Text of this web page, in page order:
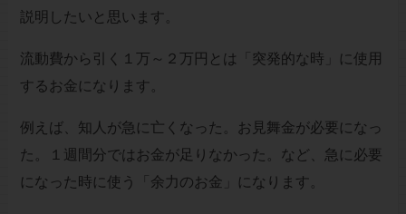
説明したいと思います。
流動費から引く１万～２万円とは「突発的な時」に使用
するお金になります。
例えば、知人が急に亡くなった。お見舞金が必要になっ
た。１週間分ではお金が足りなかった。など、急に必要
になった時に使う「余力のお金」になります。